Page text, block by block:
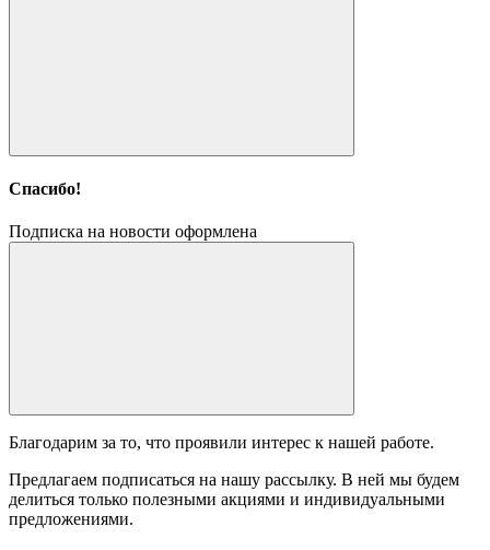
Спасибо!
Подписка на новости оформлена
Благодарим за то, что проявили интерес к нашей работе.
Предлагаем подписаться на нашу рассылку. В ней мы будем
делиться только полезными акциями и индивидуальными
предложениями.